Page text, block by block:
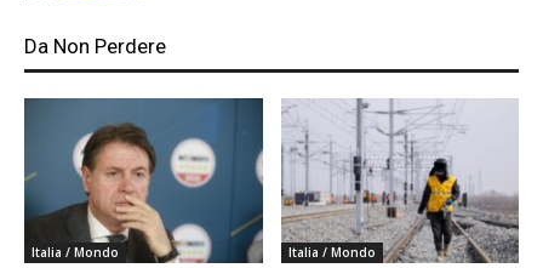
Da Non Perdere
Italia / Mondo Italia / Mondo